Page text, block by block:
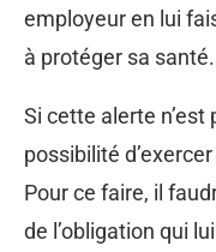
employeur en lui
à protéger sa santé.
Si cette alerte n’est
possibilité d’exercer
Pour ce faire, il
de l’obligation qui